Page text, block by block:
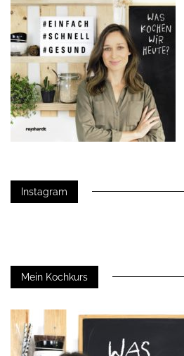
Instagram
Mein Kochkurs